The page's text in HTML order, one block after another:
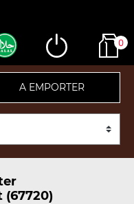
0
A EMPORTER